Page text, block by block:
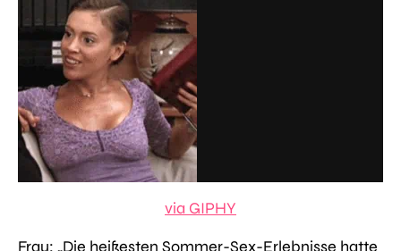
via GIPHY
Frau: „Die heißesten Sommer-Sex-Erlebnisse hatte